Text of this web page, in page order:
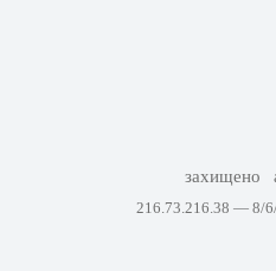
захищено
216.73.216.38 — 8/